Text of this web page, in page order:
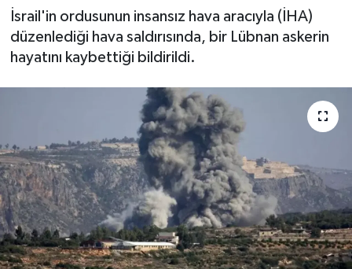
İsrail'in ordusunun insansız hava aracıyla (İHA)
düzenlediği hava saldırısında, bir Lübnan askerin
hayatını kaybettiği bildirildi.
Çevre - İklim
Dünya
Politika
Sağlık
Spor
Tüm Manşetler
Son Dakika Haberleri